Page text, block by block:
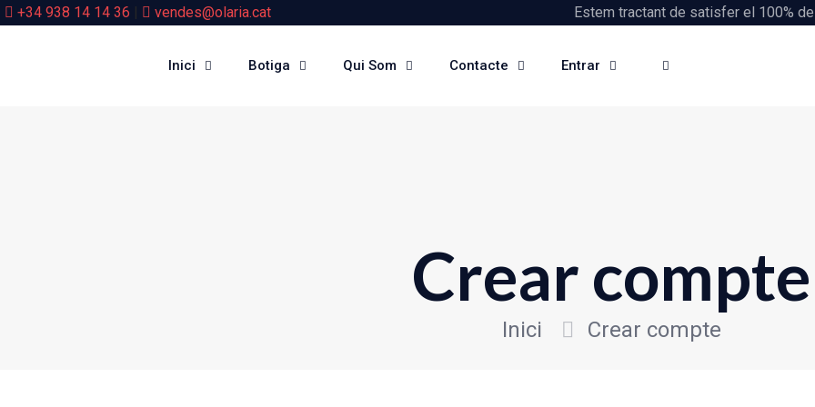
+34 938 14 14 36 | vendes@olaria.cat Estem tractant de satisfer el 100%
Inici Botiga Qui Som Contacte Entrar
Crear compte
Inici Crear compte